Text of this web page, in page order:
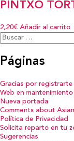
PINTXO
2,20€ Añadir al carrito
Buscar:
Páginas
Gracias por registrarte
Web en mantenimiento
Nueva portada
Comments about
Política de Privacidad
Solicita reparto en tu
Sugerencias